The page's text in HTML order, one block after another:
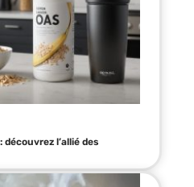
l’allié des